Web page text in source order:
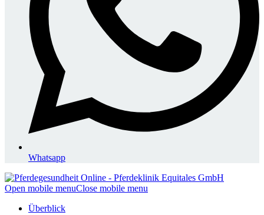
Whatsapp
Open mobile menuClose mobile menu
Überblick